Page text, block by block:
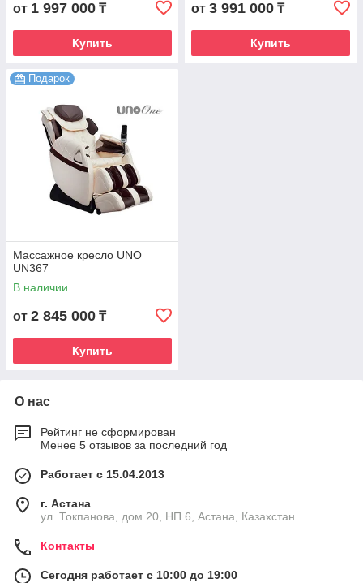
от 1 997 000 ₸
Купить
от 3 991 000 ₸
Купить
Подарок
Массажное кресло UNO
UN367
В наличии
от 2 845 000 ₸
Купить
О нас
Рейтинг не сформирован
Менее 5 отзывов за последний год
Работает с 15.04.2013
г. Астана
ул. Токпанова, дом 20, НП 6, Астана, Казахстан
Контакты
Сегодня работает с 10:00 до 19:00